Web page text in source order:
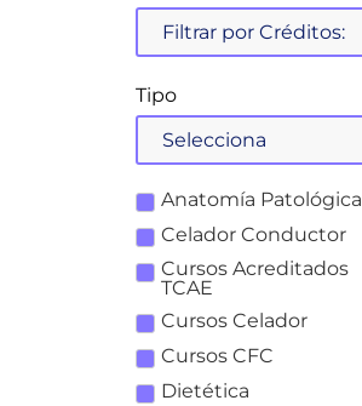
Tipo
Anatomía Patológica
Celador Conductor
Cursos Acreditados
TCAE
Cursos Celador
Cursos CFC
Dietética